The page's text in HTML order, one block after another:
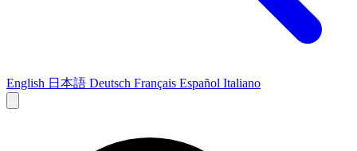
English 日本語 Deutsch Français Español Italiano